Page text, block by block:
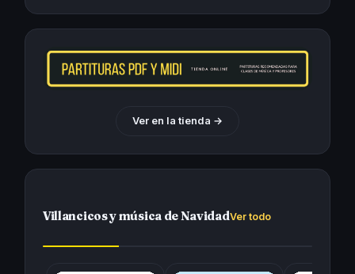
Ver en la tienda →
Villancicos y música de NavidadVer todo